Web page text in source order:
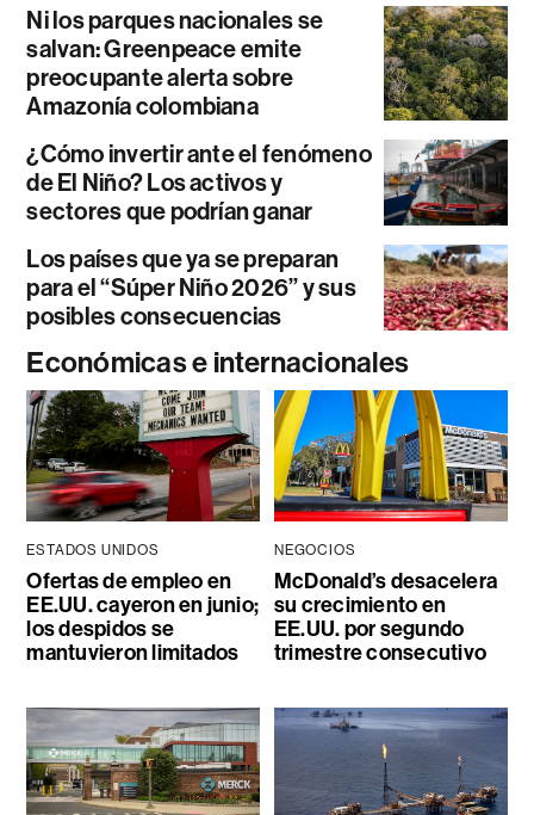
Ni los parques nacionales se
salvan: Greenpeace emite
preocupante alerta sobre
Amazonía colombiana
¿Cómo invertir ante el fenómeno
de El Niño? Los activos y
sectores que podrían ganar
Los países que ya se preparan
para el “Súper Niño 2026” y sus
posibles consecuencias
Económicas e internacionales
ESTADOS UNIDOS
Ofertas de empleo en
EE.UU. cayeron en junio;
los despidos se
mantuvieron limitados
NEGOCIOS
McDonald’s desacelera
su crecimiento en
EE.UU. por segundo
trimestre consecutivo